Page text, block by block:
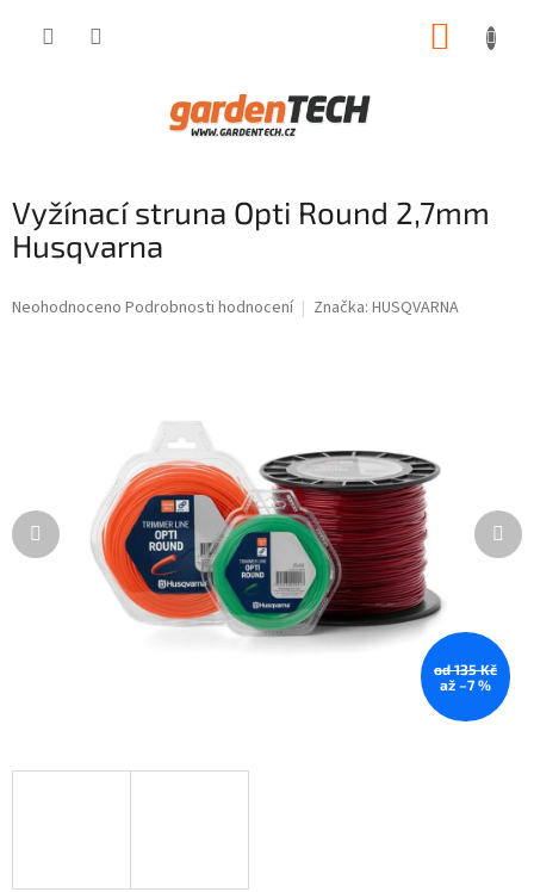
Vyžínací struna Opti Round 2,7mm
Husqvarna
Průměrné
Neohodnoceno Podrobnosti hodnocení Značka: HUSQVARNA
od 135 Kč
až –7 %